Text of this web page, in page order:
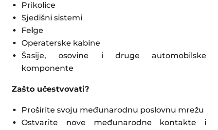
Prikolice
Sjedišni sistemi
Felge
Operaterske kabine
Šasije, osovine i druge automobilske
komponente
Zašto učestvovati?
Proširite svoju međunarodnu poslovnu mrežu
Ostvarite nove međunarodne kontakte i